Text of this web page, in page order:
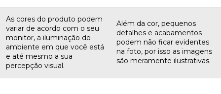
As cores do produto podem
variar de acordo com o seu
monitor, a iluminação do
ambiente em que você está
e até mesmo a sua
percepção visual.
Além da cor, pequenos
detalhes e acabamentos
podem não ficar evidentes
na foto, por isso as imagens
são meramente ilustrativas.